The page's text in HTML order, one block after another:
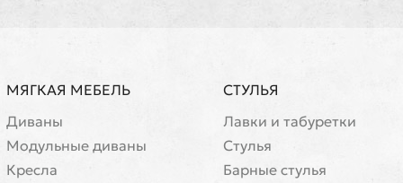
МЯГКАЯ МЕБЕЛЬ
Диваны
Модульные диваны
Кресла
СТУЛЬЯ
Лавки и табуретки
Стулья
Барные стулья